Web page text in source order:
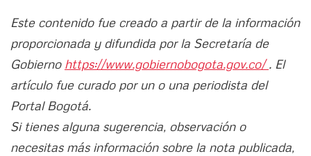
Este contenido fue creado a partir de la información
proporcionada y difundida por la Secretaría de
Gobierno https://www.gobiernobogota.gov.co/. El
artículo fue curado por un o una periodista del
Portal Bogotá.
Si tienes alguna sugerencia, observación o
necesitas más información sobre la nota publicada,